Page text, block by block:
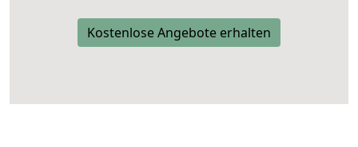
Kostenlose Angebote erhalten